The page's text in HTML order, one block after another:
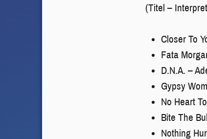
(Titel –
Closer To
Fata
D.N.A. –
Gypsy
No Heart
Bite The
Nothing